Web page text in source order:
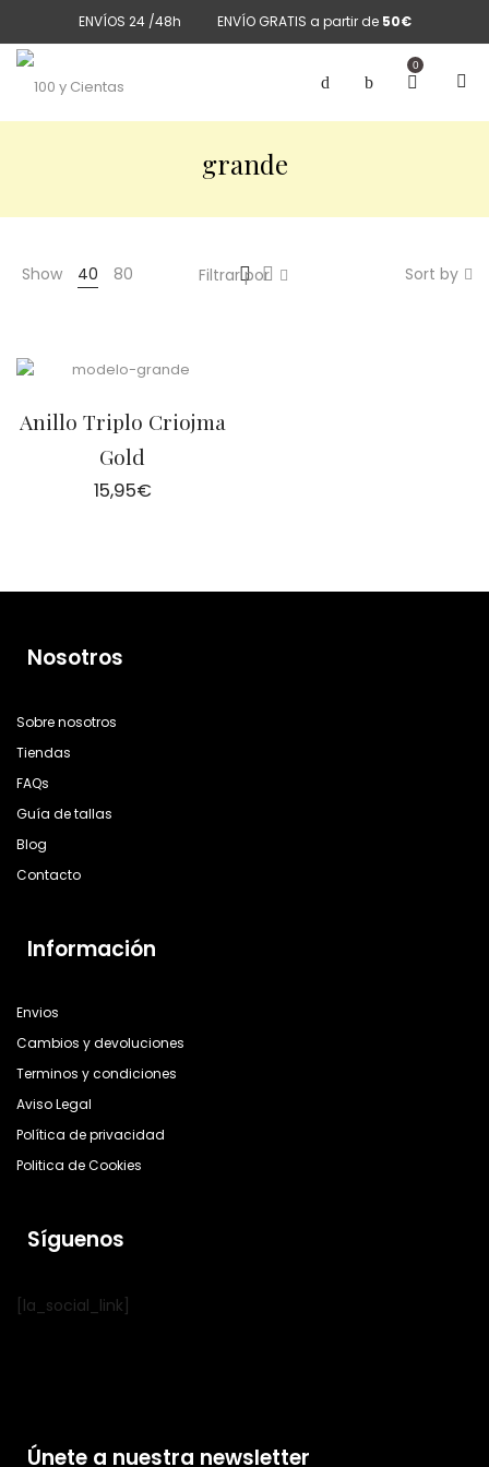
ENVÍOS 24 /48h ENVÍO GRATIS a partir de 50€
0
grande
Show 40 80 Sort by
Filtrar por
Anillo Triplo Criojma
Gold
15,95€
Nosotros
Sobre nosotros
Tiendas
FAQs
Guía de tallas
Blog
Contacto
Información
Envios
Cambios y devoluciones
Terminos y condiciones
Aviso Legal
Política de privacidad
Politica de Cookies
Síguenos
[la_social_link]
Únete a nuestra newsletter